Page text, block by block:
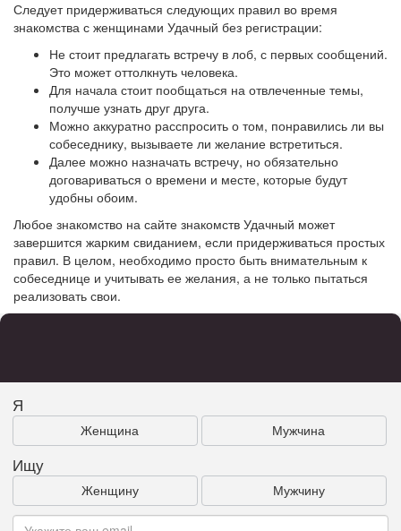
Следует придерживаться следующих правил во время
знакомства с женщинами Удачный без регистрации:
Не стоит предлагать встречу в лоб, с первых сообщений.
Это может оттолкнуть человека.
Для начала стоит пообщаться на отвлеченные темы,
получше узнать друг друга.
Можно аккуратно расспросить о том, понравились ли вы
собеседнику, вызываете ли желание встретиться.
Далее можно назначать встречу, но обязательно
договариваться о времени и месте, которые будут
удобны обоим.
Любое знакомство на сайте знакомств Удачный может
завершится жарким свиданием, если придерживаться простых
правил. В целом, необходимо просто быть внимательным к
собеседнице и учитывать ее желания, а не только пытаться
реализовать свои.
Я
Женщина Мужчина
Ищу
Женщину Мужчину